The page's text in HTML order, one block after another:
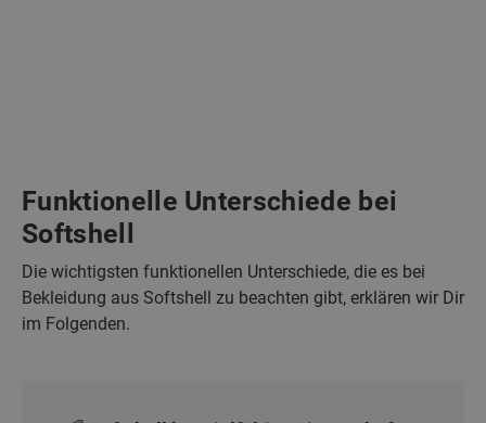
Funktionelle Unterschiede bei
Softshell
Die wichtigsten funktionellen Unterschiede, die es bei
Bekleidung aus Softshell zu beachten gibt, erklären wir Dir
im Folgenden.